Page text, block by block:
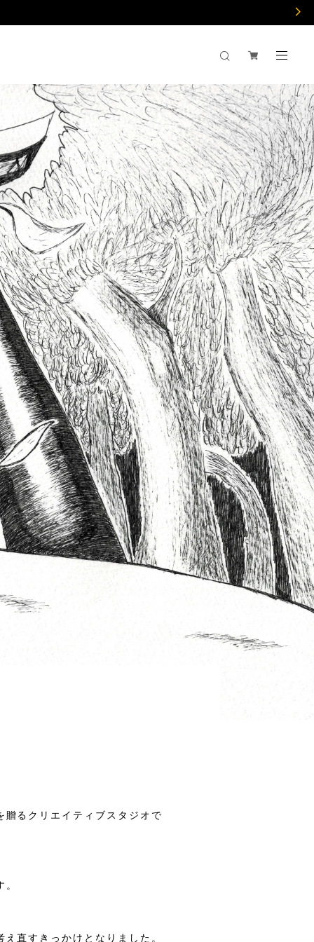
るクリエイティブスタジオで
直すきっかけとなりました。